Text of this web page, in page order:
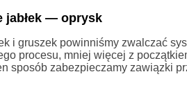
jabłek — oprysk
i gruszek powinniśmy zwalczać
procesu, mniej więcej z
sposób zabezpieczamy zawiązki